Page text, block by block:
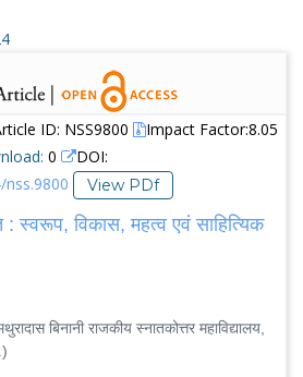
ID: NSS9800
Impact Factor:8.05
0
DOI:
View PDf
स्वरूप, विकास, महत्व एवं साहित्यिक
बिनानी राजकीय स्नातकोत्तर महाविद्यालय,